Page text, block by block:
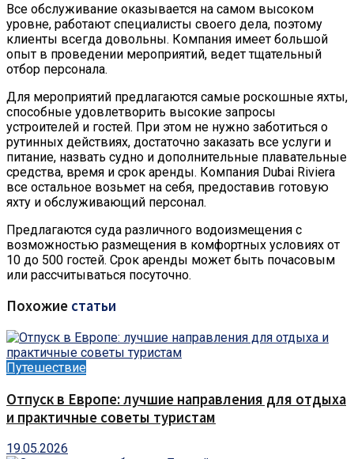
Все обслуживание оказывается на самом высоком
уровне, работают специалисты своего дела, поэтому
клиенты всегда довольны. Компания имеет большой
опыт в проведении мероприятий, ведет тщательный
отбор персонала.
Для мероприятий предлагаются самые роскошные яхты,
способные удовлетворить высокие запросы
устроителей и гостей. При этом не нужно заботиться о
рутинных действиях, достаточно заказать все услуги и
питание, назвать судно и дополнительные плавательные
средства, время и срок аренды. Компания Dubai Riviera
все остальное возьмет на себя, предоставив готовую
яхту и обслуживающий персонал.
Предлагаются суда различного водоизмещения с
возможностью размещения в комфортных условиях от
10 до 500 гостей. Срок аренды может быть почасовым
или рассчитываться посуточно.
Похожие статьи
Путешествие
Отпуск в Европе: лучшие направления для отдыха
и практичные советы туристам
19.05.2026